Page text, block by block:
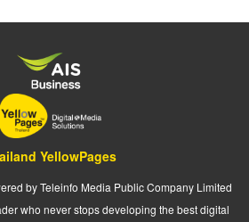
YellowPages
by Teleinfo Media Public Company Limited
who never stops developing the best digital